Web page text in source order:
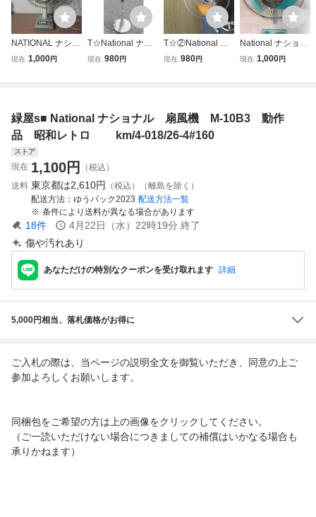
NATIONAL ナショ
ナル 扇風機 昭和
現在 1,000円
T☆National ナシ
ョナル F-351C 3
現在 980円
T☆②National ナ
ショナル F-30UR
確認済
現在 980円
National ナショナ
ル 扇風機 F-30S1
ャンク扱い C10
現在 1,000円
緑屋s■ National ナショナル 扇風機 M-10B3 動作
品 昭和レトロ km/4-018/26-4#160
ストア
現在 1,100円
（税込）
送料 東京都は2,610円
（税込）（離島を除く）
配送方法
ゆうパック2023 配送方法一覧
条件により送料が異なる場合があります
18件 4月22日（水）22時19分 終了
傷や汚れあり
あなただけの特別なクーポンを受け取れます 詳細
5,000円相当、落札価格がお得に
ご入札の際は、当ページの説明全文を御覧いただき、同意の上ご
参加よろしくお願いします。
同梱包をご希望の方は上の画像をクリックしてください。
（ご一読いただけない場合につきましての補償はいかなる場合も
承りかねます）